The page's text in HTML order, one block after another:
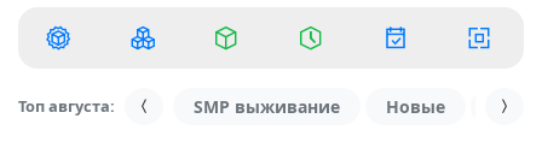
Топ августа: SMP выживание Новые С